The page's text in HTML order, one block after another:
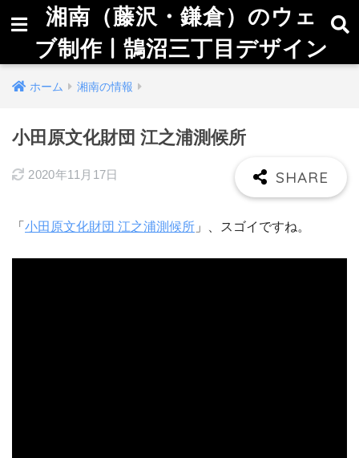
湘南（藤沢・鎌倉）のウェ
ブ制作 | 鵠沼三丁目デザイン
ホーム 湘南の情報
小田原文化財団 江之浦測候所
2020年11月17日
「 小田原文化財団 江之浦測候所 」、スゴイですね。